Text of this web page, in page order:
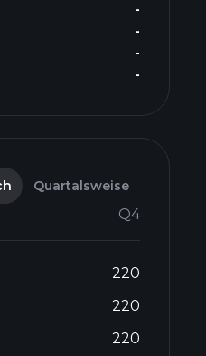
-
-
-
-
Quartalsweise
Q4
220
220
220